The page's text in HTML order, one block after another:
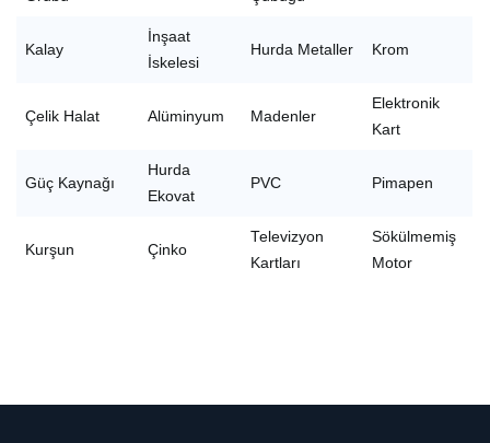
Kalay
İnşaat
İskelesi
Hurda Metaller Krom
Çelik Halat Alüminyum Madenler
Elektronik
Kart
Güç Kaynağı
Hurda
Ekovat
PVC Pimapen
Kurşun Çinko
Televizyon
Kartları
Sökülmemiş
Motor